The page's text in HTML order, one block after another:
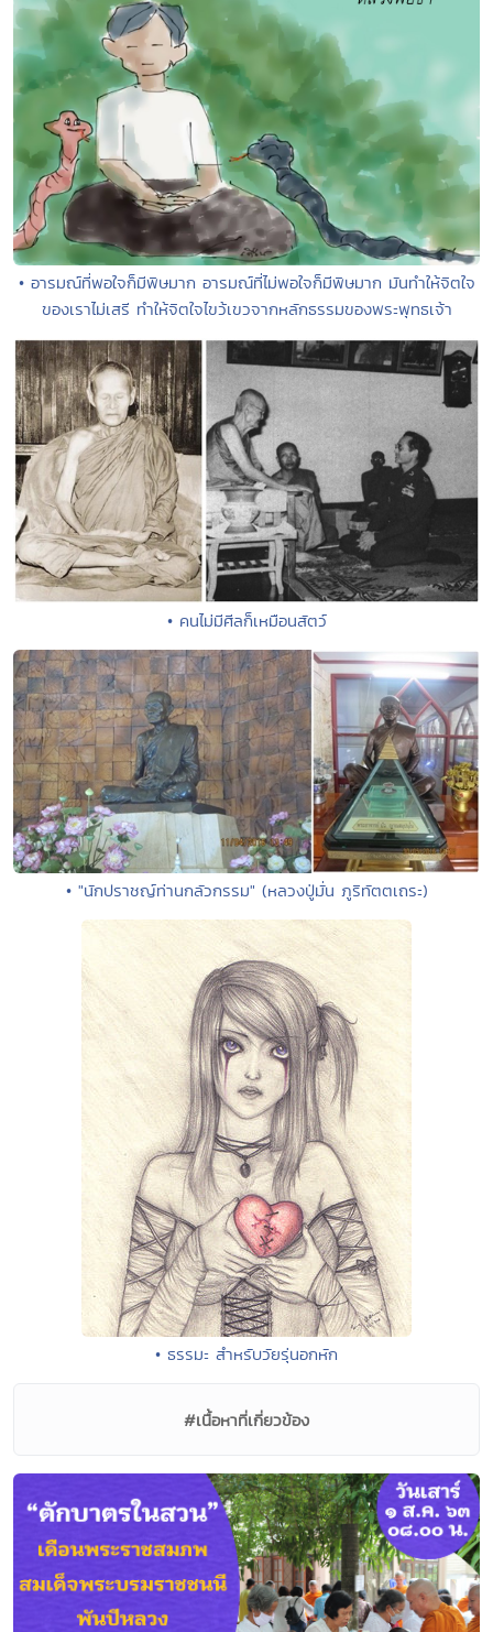
• อารมณ์ที่พอใจก็มีพิษมาก อารมณ์ที่ไม่พอใจก็มีพิษมาก มันทำให้จิตใจ
ของเราไม่เสรี ทำให้จิตใจไขว้เขวจากหลักธรรมของพระพุทธเจ้า
• คนไม่มีศีลก็เหมือนสัตว์
• "นักปราชญ์ท่านกลัวกรรม" (หลวงปู่มั่น ภูริทัตตเถระ)
• ธรรมะ สำหรับวัยรุ่นอกหัก
#เนื้อหาที่เกี่ยวข้อง